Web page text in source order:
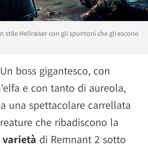
stile Hellraiser con gli spuntoni che gli escono
boss gigantesco, con
e con tanto di aureola,
una spettacolare carrellata
che ribadiscono la
di Remnant 2 sotto